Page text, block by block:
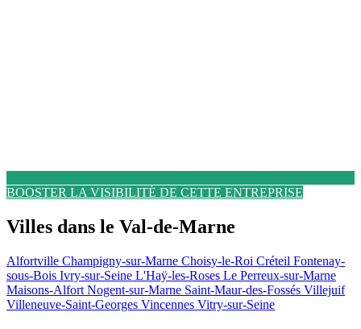
BOOSTER LA VISIBILITÉ DE CETTE ENTREPRISE
Villes dans le Val-de-Marne
Alfortville Champigny-sur-Marne Choisy-le-Roi Créteil Fontenay-
sous-Bois Ivry-sur-Seine L'Haÿ-les-Roses Le Perreux-sur-Marne
Maisons-Alfort Nogent-sur-Marne Saint-Maur-des-Fossés Villejuif
Villeneuve-Saint-Georges Vincennes Vitry-sur-Seine